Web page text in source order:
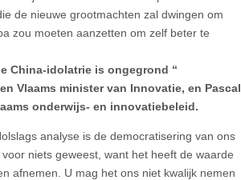
de nieuwe grootmachten zal dwingen om
zou moeten aanzetten om zelf beter te
China-idolatrie is ongegrond “
Vlaams minister van Innovatie, en Pascal
onderwijs- en innovatiebeleid.
analyse is de democratisering van ons
niets geweest, want het heeft de waarde
afnemen. U mag het ons niet kwalijk nemen